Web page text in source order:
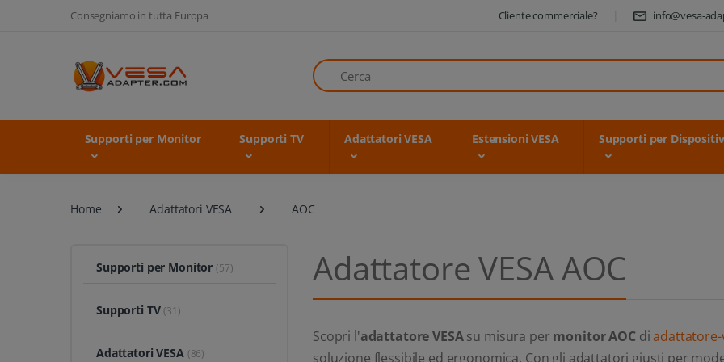
Consegniamo in tutta Europa Cliente commerciale? info@vesa-
Cerca
Supporti per Monitor Supporti TV Adattatori VESA Estensioni VESA Supporti per
Home Adattatori VESA AOC
Supporti per Monitor (57)
Supporti TV (31)
Adattatori VESA (86)
Adattatore VESA AOC
Scopri l'adattatore VESAsu misura per monitor AOCdiadattatore-
soluzione flessibile ed ergonomica. Con gli adattatori giusti per